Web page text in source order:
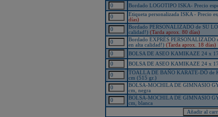
Bordado LOGOTIPO ISKA- Precio
Etiqueta personalizada ISKA - Precio
días)
Bordado PERSONALIZADO de SU
calidad!) (Tarda aprox. 80 días)
Bordado EXPRÉS PERSONALIZADO
en alta calidad!) (Tarda aprox. 18 días)
BOLSA DE ASEO KAMIKAZE 24 x
BOLSA DE ASEO KAMIKAZE 24 x
TOALLA DE BAÑO KARATE-DÔ de
cm (515 gr.)
BOLSA-MOCHILA DE GIMNASIO
cm, negra
BOLSA-MOCHILA DE GIMNASIO
cm, blanca